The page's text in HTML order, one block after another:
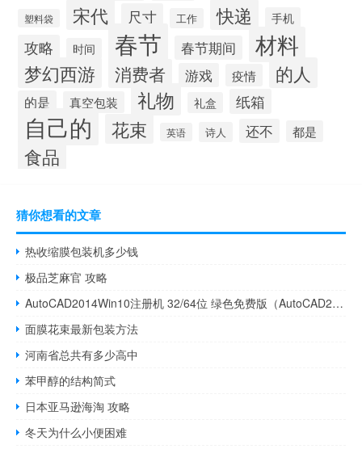
塑料袋 宋代 尺寸 工作 快递 手机
攻略 时间 春节 春节期间 材料
梦幻西游 消费者 游戏 疫情 的人
的是 真空包装 礼物 礼盒 纸箱
自己的 花束 英语 诗人 还不 都是
食品
猜你想看的文章
热收缩膜包装机多少钱
极品芝麻官 攻略
AutoCAD2014Win10注册机 32/64位 绿色免费版（AutoCAD2014Win10注册机 32/64位 绿色免费版功能简介）
面膜花束最新包装方法
河南省总共有多少高中
苯甲醇的结构简式
日本亚马逊海淘 攻略
冬天为什么小便困难